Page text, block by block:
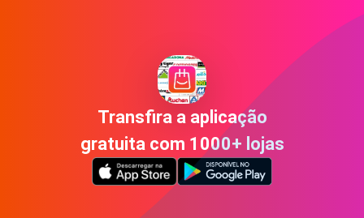
Transfira a aplicação
gratuita com 1000+ lojas